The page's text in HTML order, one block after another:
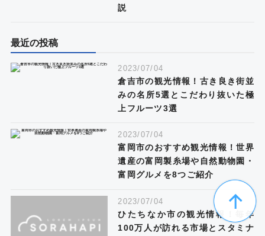
説
最近の投稿
2023/07/04
倉吉市の観光情報！古き良き街並
みの名所5選とこだわり抜いた極
上フルーツ3選
2023/07/04
富岡市のおすすめ観光情報！世界
遺産の富岡製糸場や自然動物園・
富岡グルメを8つご紹介
2023/07/04
ひたちなか市の観光情報！毎年
100万人が訪れる市場とスタミナ